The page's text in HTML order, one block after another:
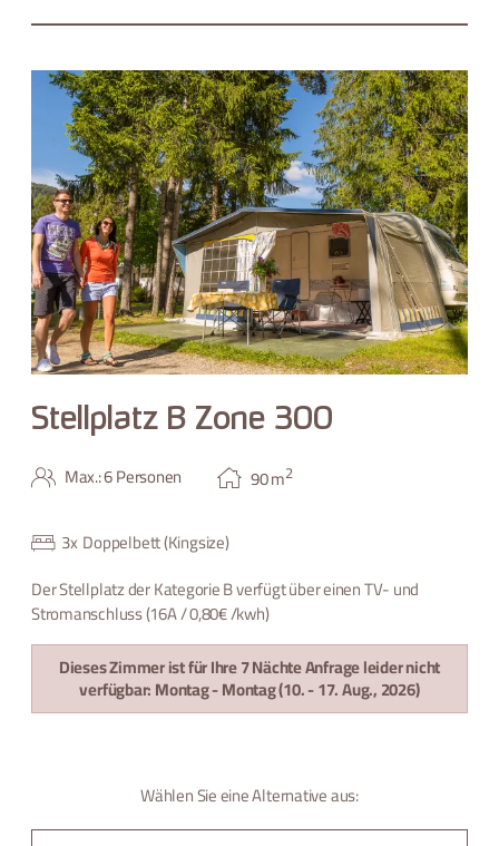
Stellplatz B Zone 300
Max.: 6 Personen 90m2
3xDoppelbett (Kingsize)
Der Stellplatz der Kategorie B verfügt über einen TV- und
Stromanschluss (16A / 0,80€ /kwh)
Dieses Zimmer ist für Ihre 7 Nächte Anfrage leider nicht
verfügbar:Montag - Montag(10. - 17. Aug., 2026)
Wählen Sie eine Alternative aus: